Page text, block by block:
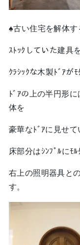
♠古い住宅を解体
ｽﾄｯｸしていた建具
ｸﾗｼｯｸな木製ﾄﾞｱが
ﾄﾞｱの上の半円形
体を
豪華なﾄﾞｱに見せて
床部分はｼﾝﾌﾟﾙにﾓ
右上の照明器具と
す。